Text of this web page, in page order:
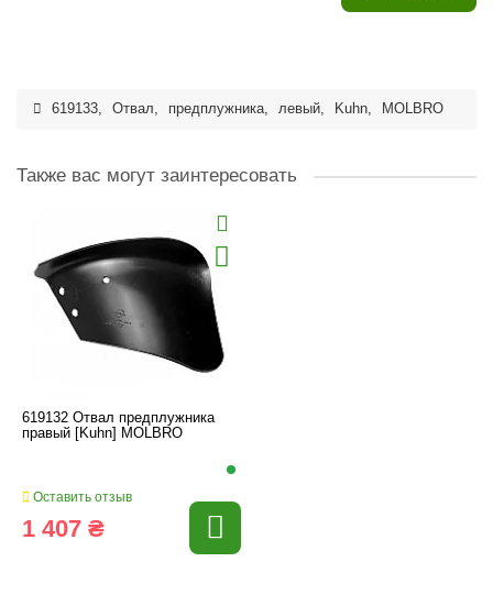
619133, Отвал, предплужника, левый, Kuhn, MOLBRO
Также вас могут заинтересовать
619132 Отвал предплужника
правый [Kuhn] MOLBRO
Оставить отзыв
1 407 ₴